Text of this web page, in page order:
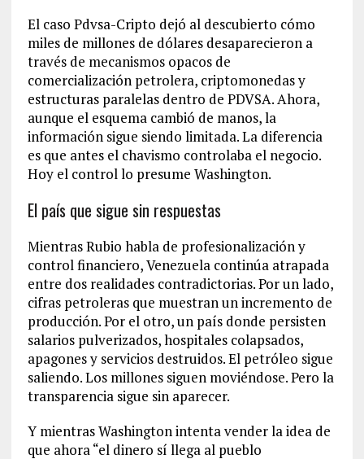
El caso Pdvsa-Cripto dejó al descubierto cómo
miles de millones de dólares desaparecieron a
través de mecanismos opacos de
comercialización petrolera, criptomonedas y
estructuras paralelas dentro de PDVSA. Ahora,
aunque el esquema cambió de manos, la
información sigue siendo limitada. La diferencia
es que antes el chavismo controlaba el negocio.
Hoy el control lo presume Washington.
El país que sigue sin respuestas
Mientras Rubio habla de profesionalización y
control financiero, Venezuela continúa atrapada
entre dos realidades contradictorias. Por un lado,
cifras petroleras que muestran un incremento de
producción. Por el otro, un país donde persisten
salarios pulverizados, hospitales colapsados,
apagones y servicios destruidos. El petróleo sigue
saliendo. Los millones siguen moviéndose. Pero la
transparencia sigue sin aparecer.
Y mientras Washington intenta vender la idea de
que ahora “el dinero sí llega al pueblo